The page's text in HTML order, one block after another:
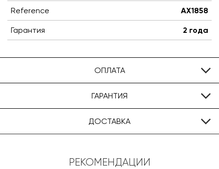
Reference AX1858
Гарантия 2 года
ОПЛАТА
ГАРАНТИЯ
ДОСТАВКА
РЕКОМЕНДАЦИИ